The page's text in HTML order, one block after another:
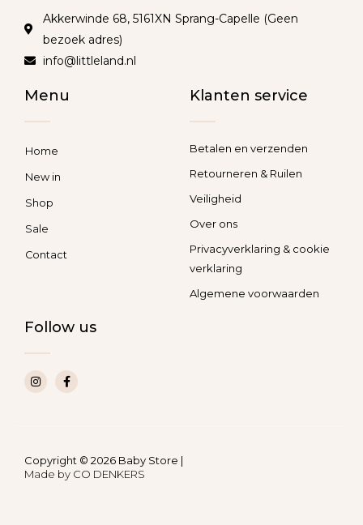
Akkerwinde 68, 5161XN Sprang-Capelle (Geen
bezoek adres)
info@littleland.nl
Menu
Home
New in
Shop
Sale
Contact
Klanten service
Betalen en verzenden
Retourneren & Ruilen
Veiligheid
Over ons
Privacyverklaring & cookie
verklaring
Algemene voorwaarden
Follow us
I
n
s
m
F
a
c
k
-
f
Copyright © 2026 Baby Store |
Made by CO DENKERS​​